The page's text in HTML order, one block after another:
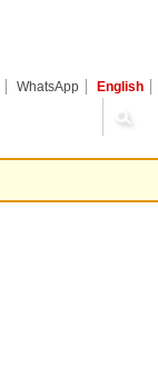
WhatsApp English